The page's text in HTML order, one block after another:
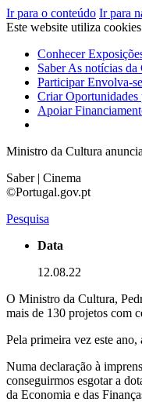
Ir para o conteúdo Ir para
Este website utiliza
Conhecer
SaberAs notícias da
ParticiparEnvolva-
CriarOportunidades
Apoiar
Ministro da Cultura
Saber | Cinema
©Portugal.gov.pt
Pesquisa
Data
12.08.22
O Ministro da Cultura,
mais de 130 projetos com
Pela primeira vez este
Numa declaração à
conseguirmos esgotar a
da Economia e das